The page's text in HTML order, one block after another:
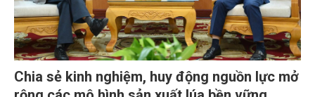
Chia sẻ kinh nghiệm, huy động nguồn lực mở